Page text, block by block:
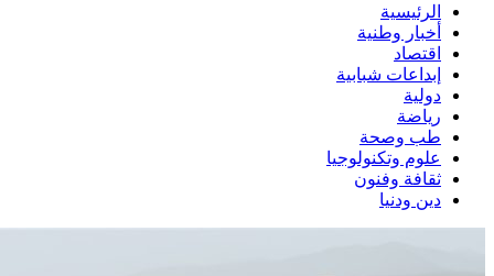
الرئيسية
أخبار وطنية
اقتصاد
إبداعات شبابية
دولية
رياضة
طب وصحة
علوم وتكنولوجيا
ثقافة وفنون
دين ودنيا